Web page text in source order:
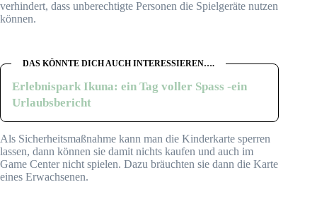
verhindert, dass unberechtigte Personen die Spielgeräte nutzen
können.
DAS KÖNNTE DICH AUCH INTERESSIEREN….
Erlebnispark Ikuna: ein Tag voller Spass -ein
Urlaubsbericht
Als Sicherheitsmaßnahme kann man die Kinderkarte sperren
lassen, dann können sie damit nichts kaufen und auch im
Game Center nicht spielen. Dazu bräuchten sie dann die Karte
eines Erwachsenen.